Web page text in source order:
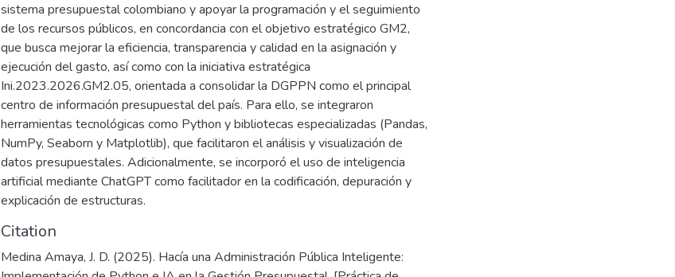
sistema presupuestal colombiano y apoyar la programación y el seguimiento
de los recursos públicos, en concordancia con el objetivo estratégico GM2,
que busca mejorar la eficiencia, transparencia y calidad en la asignación y
ejecución del gasto, así como con la iniciativa estratégica
Ini.2023.2026.GM2.05, orientada a consolidar la DGPPN como el principal
centro de información presupuestal del país. Para ello, se integraron
herramientas tecnológicas como Python y bibliotecas especializadas (Pandas,
NumPy, Seaborn y Matplotlib), que facilitaron el análisis y visualización de
datos presupuestales. Adicionalmente, se incorporó el uso de inteligencia
artificial mediante ChatGPT como facilitador en la codificación, depuración y
explicación de estructuras.
Citation
Medina Amaya, J. D. (2025). Hacía una Administración Pública Inteligente: